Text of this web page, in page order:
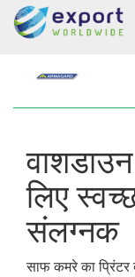
लिए
संलग्नक
साफ कमरे का प्रिंटर